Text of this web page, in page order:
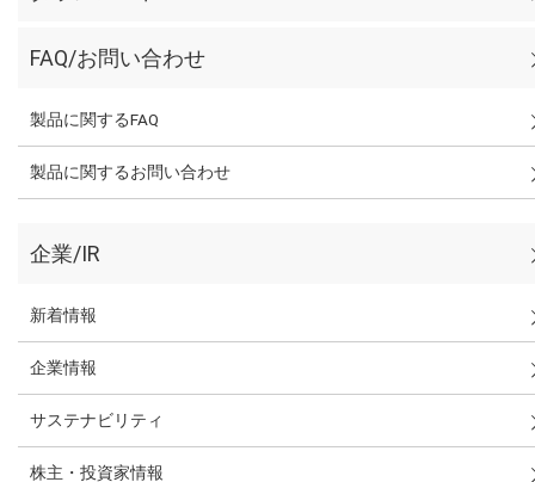
FAQ/お問い合わせ
製品に関するFAQ
製品に関するお問い合わせ
企業/IR
新着情報
企業情報
サステナビリティ
株主・投資家情報